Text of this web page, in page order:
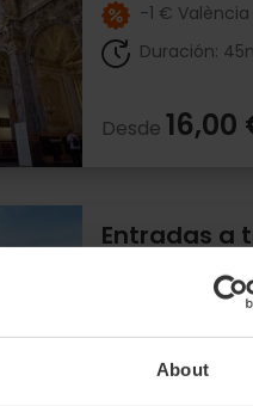
About
-1 €
Duración:
Desde 16,00
Entradas a
de la
10% dto